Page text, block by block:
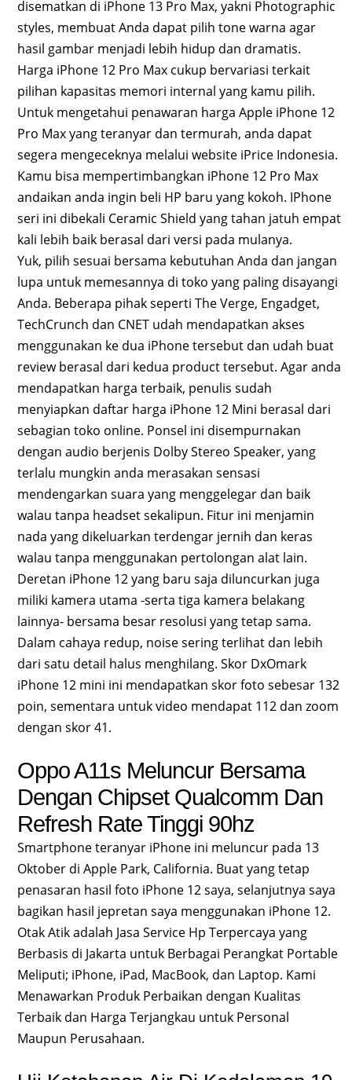
disematkan di iPhone 13 Pro Max, yakni Photographic
styles, membuat Anda dapat pilih tone warna agar
hasil gambar menjadi lebih hidup dan dramatis.
Harga iPhone 12 Pro Max cukup bervariasi terkait
pilihan kapasitas memori internal yang kamu pilih.
Untuk mengetahui penawaran harga Apple iPhone 12
Pro Max yang teranyar dan termurah, anda dapat
segera mengeceknya melalui website iPrice Indonesia.
Kamu bisa mempertimbangkan iPhone 12 Pro Max
andaikan anda ingin beli HP baru yang kokoh. IPhone
seri ini dibekali Ceramic Shield yang tahan jatuh empat
kali lebih baik berasal dari versi pada mulanya.
Yuk, pilih sesuai bersama kebutuhan Anda dan jangan
lupa untuk memesannya di toko yang paling disayangi
Anda. Beberapa pihak seperti The Verge, Engadget,
TechCrunch dan CNET udah mendapatkan akses
menggunakan ke dua iPhone tersebut dan udah buat
review berasal dari kedua product tersebut. Agar anda
mendapatkan harga terbaik, penulis sudah
menyiapkan daftar harga iPhone 12 Mini berasal dari
sebagian toko online. Ponsel ini disempurnakan
dengan audio berjenis Dolby Stereo Speaker, yang
terlalu mungkin anda merasakan sensasi
mendengarkan suara yang menggelegar dan baik
walau tanpa headset sekalipun. Fitur ini menjamin
nada yang dikeluarkan terdengar jernih dan keras
walau tanpa menggunakan pertolongan alat lain.
Deretan iPhone 12 yang baru saja diluncurkan juga
miliki kamera utama -serta tiga kamera belakang
lainnya- bersama besar resolusi yang tetap sama.
Dalam cahaya redup, noise sering terlihat dan lebih
dari satu detail halus menghilang. Skor DxOmark
iPhone 12 mini ini mendapatkan skor foto sebesar 132
poin, sementara untuk video mendapat 112 dan zoom
dengan skor 41.
Oppo A11s Meluncur Bersama
Dengan Chipset Qualcomm Dan
Refresh Rate Tinggi 90hz
Smartphone teranyar iPhone ini meluncur pada 13
Oktober di Apple Park, California. Buat yang tetap
penasaran hasil foto iPhone 12 saya, selanjutnya saya
bagikan hasil jepretan saya menggunakan iPhone 12.
Otak Atik adalah Jasa Service Hp Terpercaya yang
Berbasis di Jakarta untuk Berbagai Perangkat Portable
Meliputi; iPhone, iPad, MacBook, dan Laptop. Kami
Menawarkan Produk Perbaikan dengan Kualitas
Terbaik dan Harga Terjangkau untuk Personal
Maupun Perusahaan.